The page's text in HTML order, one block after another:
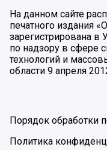
На данном сайте
печатного издания
зарегистрирована
по надзору в сфере
технологий и
области 9 апреля
Порядок обработки
Политика